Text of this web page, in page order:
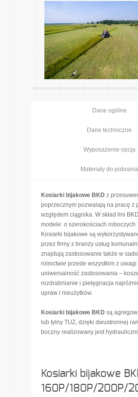
Dane ogólne
Dane techniczne
Wyposażenie opcja
Materiały do pobrania
Kosiarki bijakowe BKD z
poprzecznym pozwalają na pracę z
względem ciągnika. W skład lini
modele: o szerokościach roboczych
Kosiarki bijakowe są
przez firmy z branży usług
znajdują zastosowanie także w
rolnictwie przede wszystkim z uwagi
uniwersalność zastosowania –
rozdrabnianie i pielęgnacja
upraw i nieużytków.
Kosiarki bijakowe BKD są
lub tylny TUZ, dzięki dwustronnej
boczny realizowany jest
Kosiarki bijakowe
160P/180P/200P/